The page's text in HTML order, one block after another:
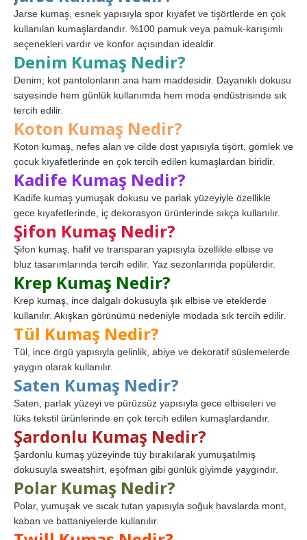
Jarse kumaş, esnek yapısıyla spor kıyafet ve tişörtlerde en çok
kullanılan kumaşlardandır. %100 pamuk veya pamuk-karışımlı
seçenekleri vardır ve konfor açısından idealdir.
Denim Kumaş Nedir?
Denim; kot pantolonların ana ham maddesidir. Dayanıklı dokusu
sayesinde hem günlük kullanımda hem moda endüstrisinde sık
tercih edilir.
Koton Kumaş Nedir?
Koton kumaş, nefes alan ve cilde dost yapısıyla tişört, gömlek ve
çocuk kıyafetlerinde en çok tercih edilen kumaşlardan biridir.
Kadife Kumaş Nedir?
Kadife kumaş yumuşak dokusu ve parlak yüzeyiyle özellikle
gece kıyafetlerinde, iç dekorasyon ürünlerinde sıkça kullanılır.
Şifon Kumaş Nedir?
Şifon kumaş, hafif ve transparan yapısıyla özellikle elbise ve
bluz tasarımlarında tercih edilir. Yaz sezonlarında popülerdir.
Krep Kumaş Nedir?
Krep kumaş, ince dalgalı dokusuyla şık elbise ve eteklerde
kullanılır. Akışkan görünümü nedeniyle modada sık tercih edilir.
Tül Kumaş Nedir?
Tül, ince örgü yapısıyla gelinlik, abiye ve dekoratif süslemelerde
yaygın olarak kullanılır.
Saten Kumaş Nedir?
Saten, parlak yüzeyi ve pürüzsüz yapısıyla gece elbiseleri ve
lüks tekstil ürünlerinde en çok tercih edilen kumaşlardandır.
Şardonlu Kumaş Nedir?
Şardonlu kumaş yüzeyinde tüy bırakılarak yumuşatılmış
dokusuyla sweatshirt, eşofman gibi günlük giyimde yaygındır.
Polar Kumaş Nedir?
Polar, yumuşak ve sıcak tutan yapısıyla soğuk havalarda mont,
kaban ve battaniyelerde kullanılır.